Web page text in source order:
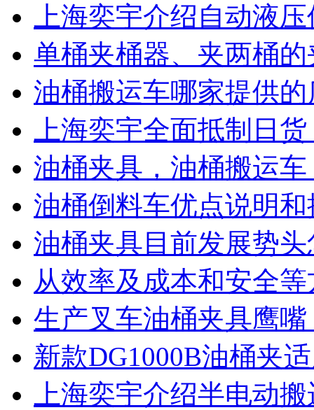
上海奕宇介绍自动液
单桶夹桶器、夹两桶
油桶搬运车哪家提供
上海奕宇全面抵制日
油桶夹具，油桶搬运
油桶倒料车优点说明
油桶夹具目前发展势
从效率及成本和安全
生产叉车油桶夹具鹰
新款DG1000B油桶夹
上海奕宇介绍半电动